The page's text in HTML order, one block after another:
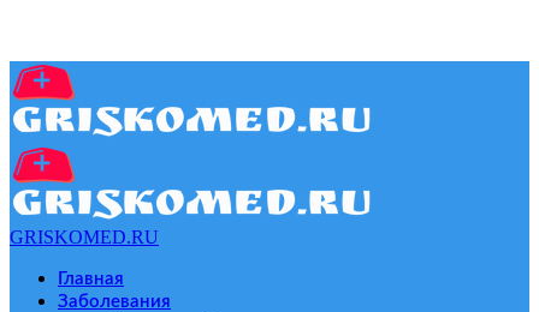
GRISKOMED.RU
Главная
Заболевания